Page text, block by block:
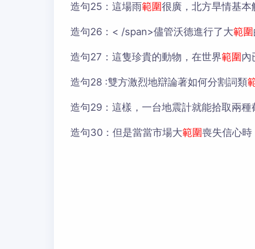
造句25： 這場雨範圍很廣，北方旱情基本
造句26：< /span>儘管沃德進行了大範圍
造句27： 這隻珍貴的動物，在世界範圍內
造句28 :雙方激烈地辯論著如何分割詞類
造句29： 這樣，一台地震計就能拾取兩種
造句30： 但是當當市場大範圍喪失信心時